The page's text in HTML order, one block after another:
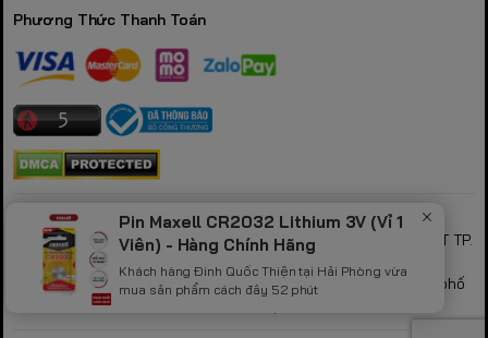
Phương Thức Thanh Toán
CÔNG TY TNHH GAMING STORE
MST: 0317530856 theo GPKD số 0317530856 do sở KH & ĐT TP.
HCM cấp ngày 21/10/2022
Địa chỉ: 423/32B Lạc Long Quân, Phường Hòa Bình, Thành phố
Pin Maxell CR2032 Lithium 3V (Vỉ 1
Viên) - Hàng Chính Hãng
Khách hàng Đinh Quốc Thiện tại Hải Phòng vừa
mua sản phẩm cách đây 52 phút